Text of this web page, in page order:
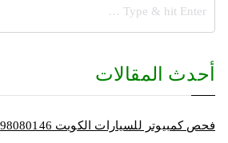
أحدث المقالات
فحص كمبيوتر للسيارات الكويت 98080146‬ فحص كمبيوتر متنقل